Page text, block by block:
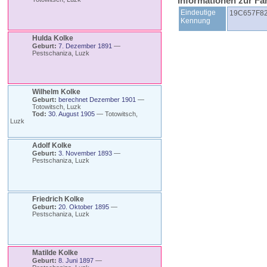
Hulda Kolke
Geburt: 7. Dezember 1891 —
Pestschaniza, Luzk
Wilhelm Kolke
Geburt: berechnet Dezember 1901 —
Totowitsch, Luzk
Tod: 30. August 1905 — Totowitsch,
Luzk
Adolf Kolke
Geburt: 3. November 1893 —
Pestschaniza, Luzk
Friedrich Kolke
Geburt: 20. Oktober 1895 —
Pestschaniza, Luzk
Matilde Kolke
Geburt: 8. Juni 1897 —
Eindeutige
Kennung